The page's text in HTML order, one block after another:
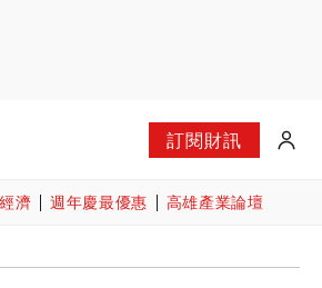
訂閱財訊
濟 週年慶最優惠 高雄產業論壇